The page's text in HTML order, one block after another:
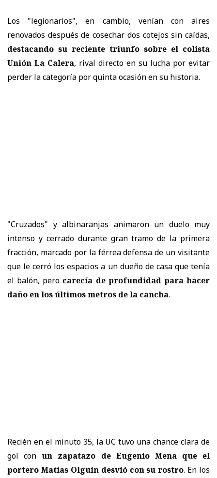
Los "legionarios", en cambio, venían con aires
renovados después de cosechar dos cotejos sin caídas,
destacando su reciente triunfo sobre el colista
Unión La Calera, rival directo en su lucha por evitar
perder la categoría por quinta ocasión en su historia.
"Cruzados" y albinaranjas animaron un duelo muy
intenso y cerrado durante gran tramo de la primera
fracción, marcado por la férrea defensa de un visitante
que le cerró los espacios a un dueño de casa que tenía
el balón, pero carecía de profundidad para hacer
daño en los últimos metros de la cancha.
Recién en el minuto 35, la UC tuvo una chance clara de
gol conun zapatazo de Eugenio Mena que el
portero Matías Olguín desvió con su rostro. En los